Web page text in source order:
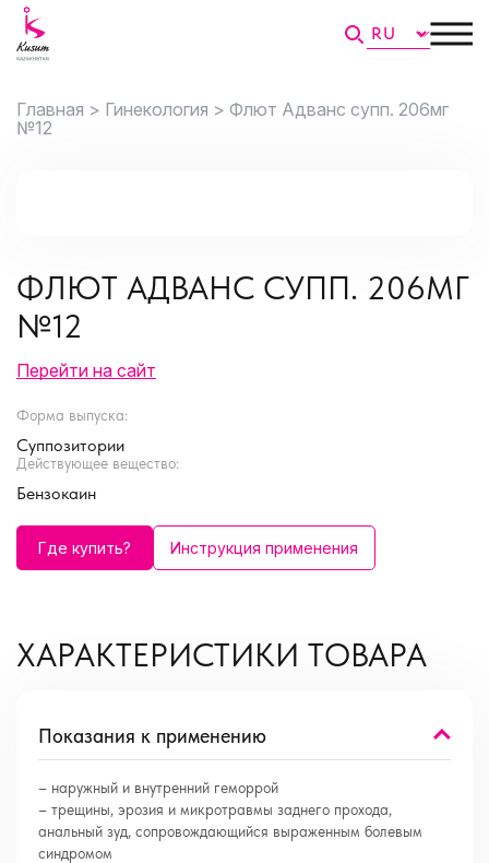
Главная > Гинекология > Флют Адванс супп. 206мг
№12
ФЛЮТ АДВАНС СУПП. 206МГ
№12
Перейти на сайт
Форма выпуска:
Суппозитории
Действующее вещество:
Бензокаин
Где купить? Инструкция применения
ХАРАКТЕРИСТИКИ ТОВАРА
Показания к применению
– наружный и внутренний геморрой
– трещины, эрозия и микротравмы заднего прохода,
анальный зуд, сопровождающийся выраженным болевым
синдромом